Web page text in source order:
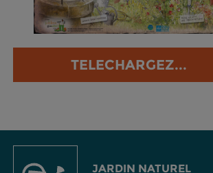
TELECHARGEZ...
JARDIN NATUREL